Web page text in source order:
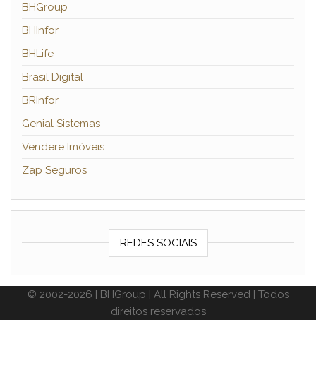
BHGroup
BHInfor
BHLife
Brasil Digital
BRInfor
Genial Sistemas
Vendere Imóveis
Zap Seguros
REDES SOCIAIS
© 2002-2026 | BHGroup | All Rights Reserved | Todos
direitos reservados